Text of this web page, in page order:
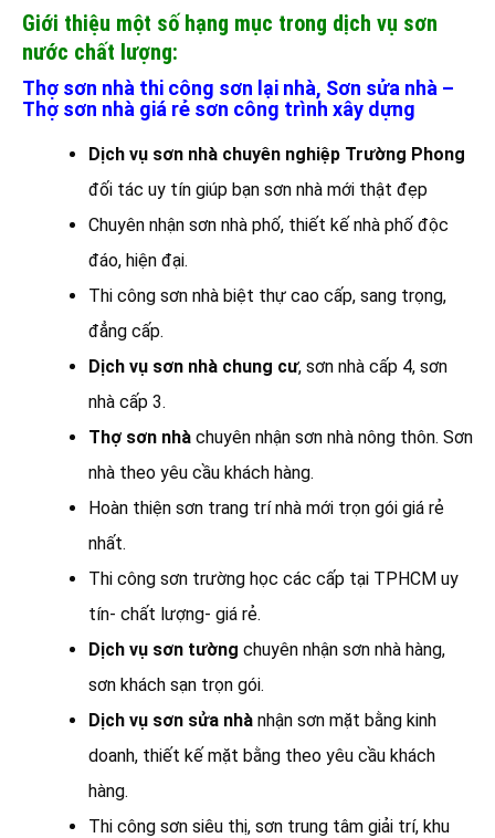
Giới thiệu một số hạng mục trong dịch vụ sơn
nước chất lượng:
Thợ sơn nhà thi công sơn lại nhà, Sơn sửa nhà –
Thợ sơn nhà giá rẻ sơn công trình xây dựng
Dịch vụ sơn nhà chuyên nghiệp Trường Phong
đối tác uy tín giúp bạn sơn nhà mới thật đẹp
Chuyên nhận sơn nhà phố, thiết kế nhà phố độc
đáo, hiện đại.
Thi công sơn nhà biệt thự cao cấp, sang trọng,
đẳng cấp.
Dịch vụ sơn nhà chung cư, sơn nhà cấp 4, sơn
nhà cấp 3.
Thợ sơn nhà chuyên nhận sơn nhà nông thôn. Sơn
nhà theo yêu cầu khách hàng.
Hoàn thiện sơn trang trí nhà mới trọn gói giá rẻ
nhất.
Thi công sơn trường học các cấp tại TPHCM uy
tín- chất lượng- giá rẻ.
Dịch vụ sơn tường chuyên nhận sơn nhà hàng,
sơn khách sạn trọn gói.
Dịch vụ sơn sửa nhà nhận sơn mặt bằng kinh
doanh, thiết kế mặt bằng theo yêu cầu khách
hàng.
Thi công sơn siêu thị, sơn trung tâm giải trí, khu